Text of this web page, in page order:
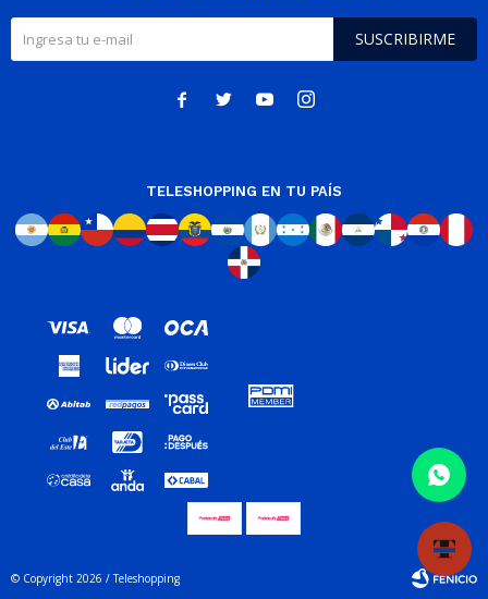
SUSCRIBIRME
   
TELESHOPPING EN TU PAÍS
© Copyright 2026 / Teleshopping